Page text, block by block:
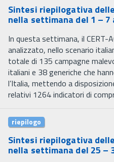
Sintesi riepilogativa
nella settimana del 1 – 7
In questa settimana, il CERT-
analizzato, nello scenario
totale di 135 campagne
italiani e 38 generiche che
l’Italia, mettendo a
relativi 1264 indicatori di
riepilogo
Sintesi riepilogativa
nella settimana del 25 –